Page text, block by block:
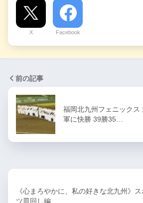
X Facebook
前の記事
福岡北九州フェニックス
軍に快勝 39勝35…
《心まろやかに、私の好きな北九州》ス
ツ皿回し編